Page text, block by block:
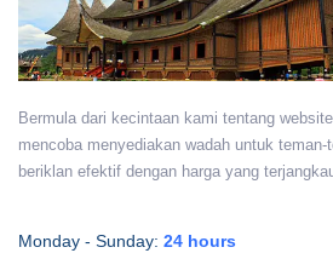
Bermula dari kecintaan kami tentang
mencoba menyediakan wadah untuk
beriklan efektif dengan harga yang
Monday - Sunday: 24 hours